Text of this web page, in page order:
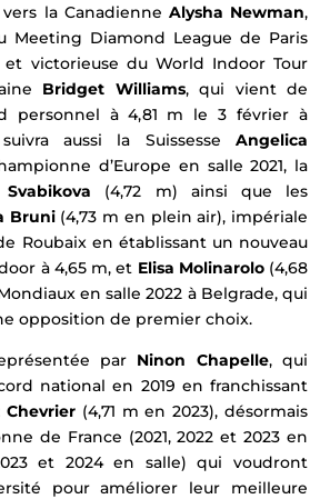
la Canadienne Alysha Newman,
Meeting Diamond League de Paris
et victorieuse du World Indoor Tour
Bridget Williams, qui vient de
personnel à 4,81 m le 3 février à
aussi la SuissesseAngelica
d’Europe en salle 2021, la
(4,72 m) ainsi que les
Bruni(4,73 m en plein air), impériale
Roubaix en établissant un nouveau
à 4,65 m, et Elisa Molinarolo(4,68
en salle 2022 à Belgrade, qui
opposition de premier choix.
par Ninon Chapelle, qui
national en 2019 en franchissant
Chevrier (4,71 m en 2023), désormais
de France (2021, 2022 et 2023 en
et 2024 en salle) qui voudront
pour améliorer leur meilleure